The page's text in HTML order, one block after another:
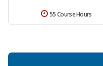
55 Course Hours